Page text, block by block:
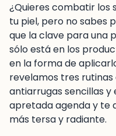
¿Quieres combatir los
tu piel, pero no sabes
que la clave para una
sólo está en los
en la forma de
revelamos tres rutinas
antiarrugas sencillas
apretada agenda y te
más tersa y radiante.